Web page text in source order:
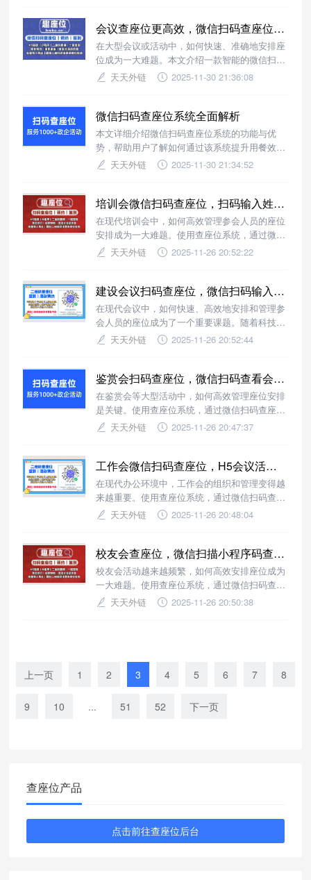
会议查座位更高效，微信扫码查座位系统助你轻松管理
在大型会议或活动中，如何快速、准确地安排座
位成为一大难题。本文介绍一款智能的微信扫码
查座位系统，帮助您轻松实现会议查座位管理。
天天外链 2025-11-30 21:36:08
微信扫码查座位系统全面解析
本文详细介绍微信扫码查座位系统的功能与优
势，帮助用户了解如何通过该系统提升用餐效率
和管理体验。
天天外链 2025-11-30 21:34:52
培训会微信扫码查座位，扫码输入姓名/电话查看座位号/桌号/房号
在现代培训会中，如何高效管理参会人员的座位
安排成为一大难题。使用查座位系统，通过微信
扫码即可快速查询座位号，提升会议体验。
天天外链 2025-11-26 20:52:22
建设会议扫码查座位，微信扫码输入姓名/电话查看会议活动功能
在现代会议中，如何快速、高效地安排和管理参
会人员的座位成为了一个重要课题。随着科技的
发展，越来越多的组织开始采用‘建设会议扫码查
天天外链 2025-11-26 20:52:44
鉴赏会扫码查座位，微信扫码查看会议/宴会主题及时间地点
在鉴赏会等大型活动中，如何高效管理座位安排
是关键。使用查座位系统，通过微信扫码查座
位，轻松实现座位查询与管理。
天天外链 2025-11-26 20:47:37
工作会微信扫码查座位，H5会议活动查询座位/签到小程序
在现代办公环境中，工作会的组织和管理变得越
来越重要。使用查座位系统，通过微信扫码查座
位功能，可以大幅提升会议效率，减少现场混
天天外链 2025-11-26 20:48:04
校友会查座位，微信扫描小程序码查询会议活动座位/签到
校友会活动越来越频繁，如何高效安排座位成为
一大难题。使用查座位系统，通过微信扫码查座
位，让每一位校友快速找到自己的位置，提升活
天天外链 2025-11-26 20:50:38
上一页 1 2 3 4 5 6 7 8
9 10 ... 51 52 下一页
查座位产品
点击前往查座位后台